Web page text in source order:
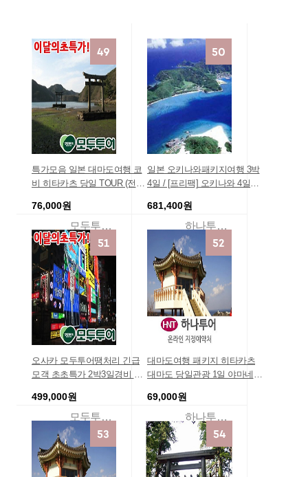
특가모음 일본 대마도여행 코
비 히타카츠 당일 TOUR (전용
지 부산출발 0박1일저렴한 가
족여행 효도여행 홈쇼핑 여행
상품 여행경비견적
76,000원
모두투어여행
일본 오키나와패키지여행 3박
4일 / [프리팩] 오키나와 4일◈
항왕복송영] ◈ JWP714 / 3박4
일일본여행 일본여행 오키나
와여행 패키지 오키나와여행
지 추천
681,400원
하나투어하나팩닷컴
오사카 모두투어땡처리 긴급
모객 초초특가 2박3일경비 일
오사카/나라/교토 3일 진에어
상품 /일본 여행 오사카패키지
관광 긴급모객 사이트/경비/정
499,000원
모두투어여행
대마도여행 패키지 히타카츠
대마도 당일관광 1일 야마네코
69,000원
하나투어여행상품